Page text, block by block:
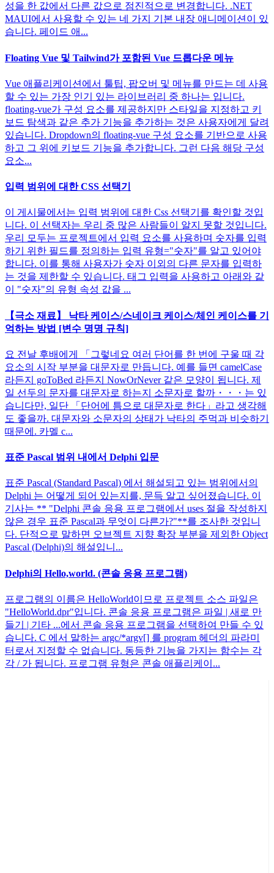
성을 한 값에서 다른 값으로 점진적으로 변경합니다. .NET
MAUI에서 사용할 수 있는 네 가지 기본 내장 애니메이션이 있
습니다. 페이드 애...
Floating Vue 및 Tailwind가 포함된 Vue 드롭다운 메뉴
Vue 애플리케이션에서 툴팁, 팝오버 및 메뉴를 만드는 데 사용
할 수 있는 가장 인기 있는 라이브러리 중 하나는 입니다.
floating-vue가 구성 요소를 제공하지만 스타일을 지정하고 키
보드 탐색과 같은 추가 기능을 추가하는 것은 사용자에게 달려
있습니다. Dropdown의 floating-vue 구성 요소를 기반으로 사용
하고 그 위에 키보드 기능을 추가합니다. 그런 다음 해당 구성
요소...
입력 범위에 대한 CSS 선택기
이 게시물에서는 입력 범위에 대한 Css 선택기를 확인할 것입
니다. 이 선택자는 우리 중 많은 사람들이 알지 못할 것입니다.
우리 모두는 프로젝트에서 입력 요소를 사용하며 숫자를 입력
하기 위한 필드를 정의하는 입력 유형="숫자"를 알고 있어야
합니다. 이를 통해 사용자가 숫자 이외의 다른 문자를 입력하
는 것을 제한할 수 있습니다. 태그 입력을 사용하고 아래와 같
이 "숫자"의 유형 속성 값을 ...
【극소 재료】 ​​낙타 케이스/스네이크 케이스/체인 케이스를 기
억하는 방법 [변수 명명 규칙]
요 전날 후배에게 「그렇네요 여러 단어를 한 번에 구울 때 각
요소의 시작 부분을 대문자로 만듭니다. 예를 들면 camelCase
라든지 goToBed 라든지 NowOrNever 같은 모양이 됩니다. 제
일 선두의 문자를 대문자로 하는지 소문자로 할까・・・는 있
습니다만, 일단 「단어에 틈으로 대문자로 한다」라고 생각해
도 좋을까. 대문자와 소문자의 상태가 낙타의 주먹과 비슷하기
때문에. 카멜 c...
표준 Pascal 범위 내에서 Delphi 입문
표준 Pascal (Standard Pascal) 에서 해설되고 있는 범위에서의
Delphi 는 어떻게 되어 있는지를, 문득 알고 싶어졌습니다. 이
기사는 ** "Delphi 콘솔 응용 프로그램에서 uses 절을 작성하지
않은 경우 표준 Pascal과 무엇이 다른가?"**를 조사한 것입니
다. 단적으로 말하면 오브젝트 지향 확장 부분을 제외한 Object
Pascal (Delphi)의 해설입니...
Delphi의 Hello,world. (콘솔 응용 프로그램)
프로그램의 이름은 HelloWorld이므로 프로젝트 소스 파일은
"HelloWorld.dpr"입니다. 콘솔 응용 프로그램은 파일 | 새로 만
들기 | 기타 ...에서 콘솔 응용 프로그램을 선택하여 만들 수 있
습니다. C 에서 말하는 argc/*argv[] 를 program 헤더의 파라미
터로서 지정할 수 없습니다. 동등한 기능을 가지는 함수는 각
각 / 가 됩니다. 프로그램 유형은 콘솔 애플리케이...